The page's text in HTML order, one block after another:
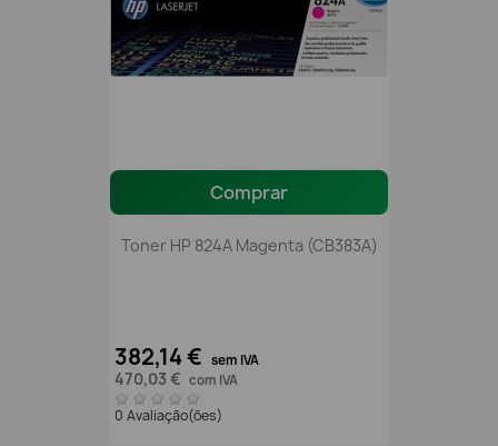
Comprar
Toner HP 824A Magenta (CB383A)
382,14 € sem IVA
470,03 € com IVA
0 Avaliação(ões)